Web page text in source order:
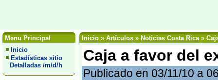
Menu Principal
Inicio
Estadísticas sitio
Detalladas /m/d/h
Inicio » Artículos » Noticias Costa Rica»
Caja a favor del
Publicado en 03/11/10 a